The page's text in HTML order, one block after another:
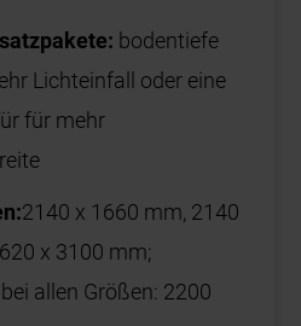
bodentiefe
Lichteinfall oder eine
für mehr
2140 x 1660 mm, 2140
x 3100 mm;
allen Größen: 2200